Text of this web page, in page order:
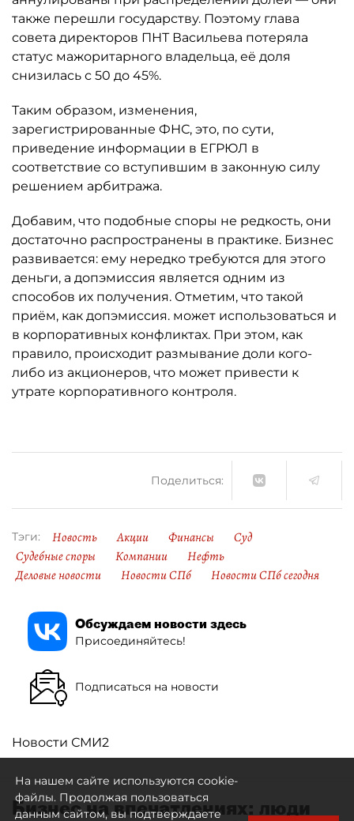
также перешли государству. Поэтому глава
совета директоров ПНТ Васильева потеряла
статус мажоритарного владельца, её доля
снизилась с 50 до 45%.
Таким образом, изменения,
зарегистрированные ФНС, это, по сути,
приведение информации в ЕГРЮЛ в
соответствие со вступившим в законную силу
решением арбитража.
Добавим, что подобные споры не редкость, они
достаточно распространены в практике. Бизнес
развивается: ему нередко требуются для этого
деньги, а допэмиссия является одним из
способов их получения. Отметим, что такой
приём, как допэмиссия. может использоваться и
в корпоративных конфликтах. При этом, как
правило, происходит размывание доли кого-
либо из акционеров, что может привести к
утрате корпоративного контроля.
Поделиться:
Тэги: Новость Акции Финансы
Суд
Судебные споры
Компании
Нефть
Деловые новости
Новости СПб Новости СПб сегодня
Обсуждаем новости здесь
Присоединяйтесь!
Подписаться на новости
Новости СМИ2
Бизнес на впечатлениях: люди
На нашем сайте используются cookie-
файлы. Продолжая пользоваться
данным сайтом, вы подтверждаете